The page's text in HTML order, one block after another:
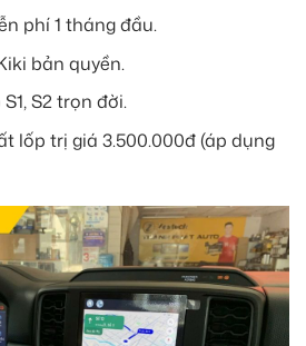
phí 1 tháng đầu.
bản quyền.
S2 trọn đời.
lốp trị giá 3.500.000đ (áp dụng